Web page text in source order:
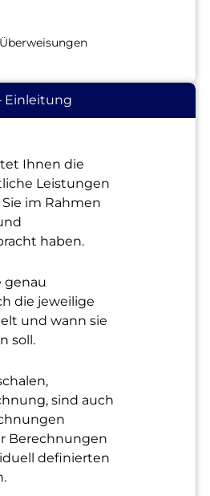
Einleitung
Ihnen die
Leistungen
im Rahmen
haben.
genau
die jeweilige
und wann sie
soll.
sind auch
Berechnungen
definierten